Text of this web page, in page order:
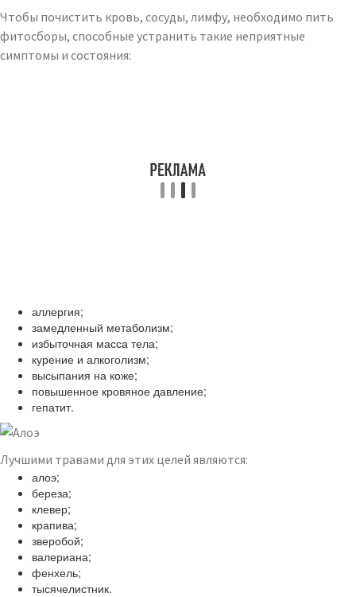
Чтобы почистить кровь, сосуды, лимфу, необходимо пить
фитосборы, способные устранить такие неприятные
симптомы и состояния:
аллергия;
замедленный метаболизм;
избыточная масса тела;
курение и алкоголизм;
высыпания на коже;
повышенное кровяное давление;
гепатит.
Лучшими травами для этих целей являются:
алоэ;
береза;
клевер;
крапива;
зверобой;
валериана;
фенхель;
тысячелистник.